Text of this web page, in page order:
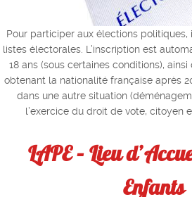
Pour participer aux élections
listes électorales. L’inscription est
18 ans (sous certaines conditions),
obtenant la nationalité française après
dans une autre situation
l’exercice du droit de vote, citoyen
LAPE – Lieu
Enfants